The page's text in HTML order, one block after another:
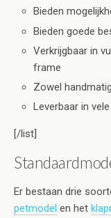
Bieden
Bieden goede
Verkrijgbaar in
frame
Zowel
Leverbaar in
[/list]
Er bestaan drie
petmodel en het